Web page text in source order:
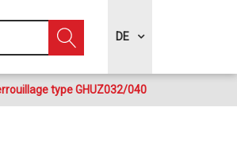
DE
type GHUZ032/040